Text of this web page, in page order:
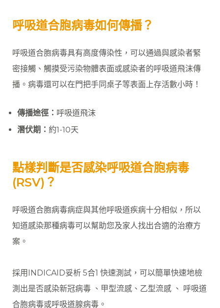
呼吸道合胞病毒如何傳播？
呼吸道合胞病毒具有高度傳染性，可以通過與感染者緊
密接觸、觸摸受污染物體表面或感染者的呼吸道飛沫傳
播。病毒還可以在門把手同桌子等表面上存活數小時！
傳播途徑： 呼吸道飛沫
潛伏期： 約1-10天
點樣判斷是否感染呼吸道合胞病毒
(RSV)？
呼吸道合胞病毒病症與其他呼吸道疾病十分相似，所以
知道感染那種病毒可以幫助您及家人找出合適的治療方
案。
採用INDICAID妥析 5合1 快速測試，可以簡單快速地檢
測出是否感染新冠病毒 、甲型流感、⼄型流感 、 呼吸道
合胞病毒或呼吸道腺病毒。